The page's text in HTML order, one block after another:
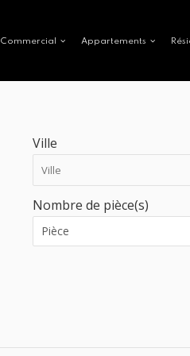
Commercial Appartements
Ville
Nombre de pièce(s)